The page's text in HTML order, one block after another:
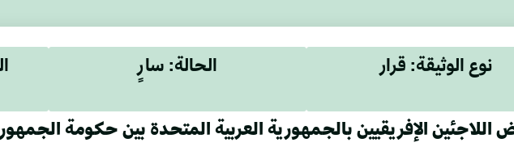
نوع الوثيقة: قرار الحالة: سارٍ
الإفريقيين بالجمهورية العربية المتحدة بين حكومة